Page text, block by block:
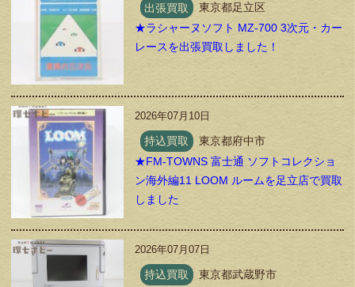
出張買取
東京都足立区
★ラシャーヌソフト MZ-700 3次元・カー
レースを出張買取しました！
2026年07月10日
持込買取
東京都府中市
★FM-TOWNS 富士通 ソフトコレクショ
ン海外編11 LOOM ルームを足立店で買取
しました
2026年07月07日
持込買取
東京都武蔵野市